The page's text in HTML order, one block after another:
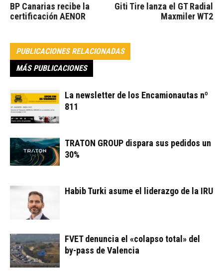
BP Canarias recibe la
certificación AENOR
Giti Tire lanza el GT Radial
Maxmiler WT2
PUBLICACIONES RELACIONADAS
MÁS PUBLICACIONES
La newsletter de los Encamionautas nº
811
TRATON GROUP dispara sus pedidos un
30%
Habib Turki asume el liderazgo de la IRU
FVET denuncia el «colapso total» del
by-pass de Valencia